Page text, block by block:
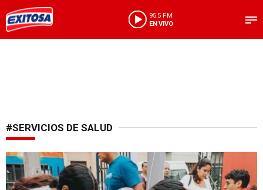
95.5 FM
EN VIVO
#SERVICIOS DE SALUD
Atención ciudadanos